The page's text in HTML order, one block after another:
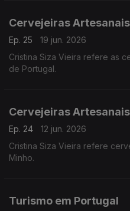
Cervejeiras
Ep. 25
19 jun. 2026
Cristina Siza Vieira refere as
de Portugal.
Cervejeiras
Ep. 24
12 jun. 2026
Cristina Siza Vieira refere
Minho.
Turismo em Portugal